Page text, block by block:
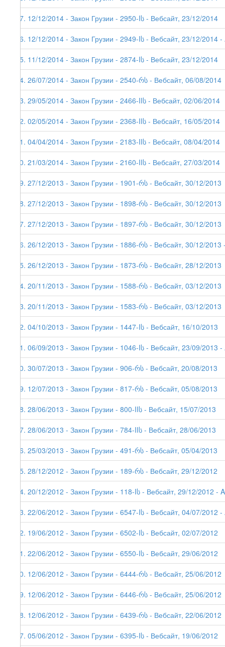
77. 12/12/2014 - Закон Грузии - 2950-Iს - Вебсайт, 23/12/2014
76. 12/12/2014 - Закон Грузии - 2949-Iს - Вебсайт, 23/12/
75. 11/12/2014 - Закон Грузии - 2874-Iს - Вебсайт, 23/12/2014
74. 26/07/2014 - Закон Грузии - 2540-რს - Вебсайт, 06/08/2014
73. 29/05/2014 - Закон Грузии - 2466-IIს - Вебсайт, 02/06/2014
72. 02/05/2014 - Закон Грузии - 2368-IIს - Вебсайт, 16/05/2014
71. 04/04/2014 - Закон Грузии - 2183-IIს - Вебсайт, 08/04/2014
70. 21/03/2014 - Закон Грузии - 2160-IIს - Вебсайт, 27/03/2014
69. 27/12/2013 - Закон Грузии - 1901-რს - Вебсайт, 30/12/2013
68. 27/12/2013 - Закон Грузии - 1898-რს - Вебсайт, 30/12/2013
67. 27/12/2013 - Закон Грузии - 1897-რს - Вебсайт, 30/12/2013
66. 26/12/2013 - Закон Грузии - 1886-რს - Вебсайт, 30/12/
65. 26/12/2013 - Закон Грузии - 1873-რს - Вебсайт, 28/12/2013
64. 20/11/2013 - Закон Грузии - 1588-რს - Вебсайт, 03/12/2013
63. 20/11/2013 - Закон Грузии - 1583-რს - Вебсайт, 03/12/2013
62. 04/10/2013 - Закон Грузии - 1447-Iს - Вебсайт, 16/10/2013
61. 06/09/2013 - Закон Грузии - 1046-Iს - Вебсайт, 23/09/
60. 30/07/2013 - Закон Грузии - 906-რს - Вебсайт, 20/08/2013
59. 12/07/2013 - Закон Грузии - 817-რს - Вебсайт, 05/08/2013
58. 28/06/2013 - Закон Грузии - 800-IIს - Вебсайт, 15/07/2013
57. 28/06/2013 - Закон Грузии - 784-IIს - Вебсайт, 28/06/2013
56. 25/03/2013 - Закон Грузии - 491-რს - Вебсайт, 05/04/2013
55. 28/12/2012 - Закон Грузии - 189-რს - Вебсайт, 29/12/2012
54. 20/12/2012 - Закон Грузии - 118-Iს - Вебсайт, 29/12/2012
53. 22/06/2012 - Закон Грузии - 6547-Iს - Вебсайт, 04/07/
52. 19/06/2012 - Закон Грузии - 6502-Iს - Вебсайт, 02/07/2012
51. 22/06/2012 - Закон Грузии - 6550-Iს - Вебсайт, 29/06/2012
50. 12/06/2012 - Закон Грузии - 6444-რს - Вебсайт, 25/06/2012
49. 12/06/2012 - Закон Грузии - 6446-რს - Вебсайт, 25/06/2012
48. 12/06/2012 - Закон Грузии - 6439-რს - Вебсайт, 22/06/2012
47. 05/06/2012 - Закон Грузии - 6395-Iს - Вебсайт, 19/06/2012